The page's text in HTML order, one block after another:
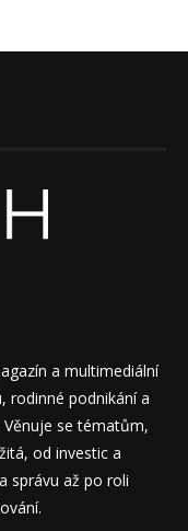
a multimediální
rodinné podnikání a
se tématům,
od investic a
správu až po roli